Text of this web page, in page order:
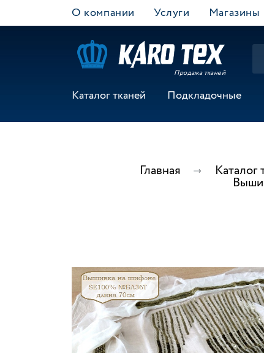
О компании Услуги Магазины
Продажа тканей
Каталог тканей Подкладочные
Главная Каталог